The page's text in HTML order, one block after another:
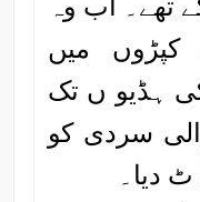
تھے۔ اب وہ
کپڑوں میں
ہڈیو ں تک
سردی کو
دیا۔